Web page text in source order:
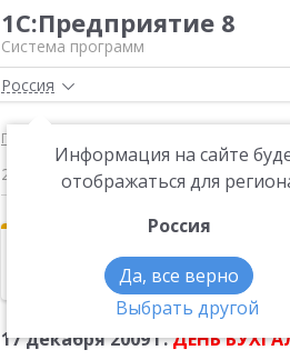
1С:Предприятие 8
Система программ
Россия
Информация на сайте
отображаться для
Россия
Да, все верно
Выбрать другой
Главная
25.11.2009
Эта новость находится в
17 декабря 2009 г.ДЕНЬ